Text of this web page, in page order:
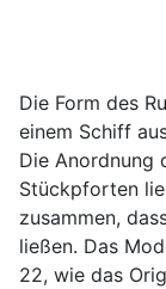
Die Form des
einem Schiff
Die Anordnung
Stückpforten
zusammen,
ließen. Das
22, wie das